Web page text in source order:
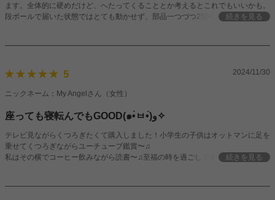
ます。全体的に硬めだけど、へたってくることとか考えるとこれでもいいかも。
段ボールで届いた状態ではとても動かせず、部品一つづつ2階へ運ぼうと思った
続きを見る
5 2024/11/30
ニックネーム：My Angelさん（女性）
座っても寝転んでもGOOD(๑•̀ㅂ•́)و✧
テレビ見ながらくつろぎたくて購入しました！小学生の子供はオットマンに足を
乗せてくつろぎながらユーチューブ鑑賞〜♫
私はその横でコーヒー飲みながら読書〜♫至福の時を過ごしてます♡色はブルー
続きを見る